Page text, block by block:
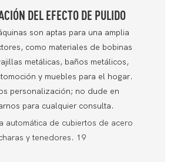
DEL EFECTO DE PULIDO
son aptas para una amplia
como materiales de bobinas
metálicas, baños metálicos,
y muebles para el hogar.
personalización; no dude en
para cualquier consulta.